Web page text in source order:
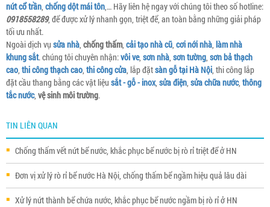
nứt cổ trần, chống dột mái tôn,… Hãy liên hệ ngay với chúng tôi theo số hotline:
0918558289, để được xử lý nhanh gọn, triệt để, an toàn bằng những giải pháp
tối ưu nhất.
Ngoài dịch vụ sửa nhà, chống thấm, cải tạo nhà cũ, cơi nới nhà, làm nhà
khung sắt. chúng tôi chuyên nhận:vôi ve, sơn nhà, sơn tường, sơn bả thạch
cao, thi công thạch cao, thi công cửa, lắp đặtsàn gỗ tại Hà Nội, thi công lắp
đặt cầu thang bằng các vật liệu sắt - gỗ - inox, sửa điện, sửa chữa nước, thông
tắc nước, vệ sinh môi trường.
TIN LIÊN QUAN
Chống thấm vết nứt bể nước, khắc phục bể nước bị rò rỉ triệt để ở HN
Đơn vị xử lý rò rỉ bể nước Hà Nội, chống thấm bể ngầm hiệu quả lâu dài
Xử lý nứt thành bể chứa nước, khắc phục bể nước ngầm bị rò rỉ ở HN